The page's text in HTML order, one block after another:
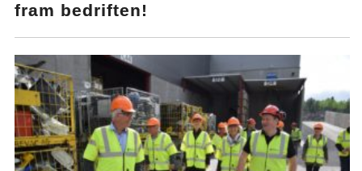
fram bedriften!